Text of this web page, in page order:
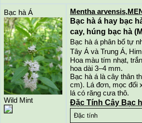
Bạc hà Á
Wild Mint
Mentha
Bạc hà á hay bạc
cay, húng bạc hà
Bạc hà á phân bổ tự
Tây Á và Trung Á,
Hoa màu tím nhạt,
hoa dài 3–4 mm.
Bạc hà á là cây thân
cm). Lá đơn, mọc đối
lá có răng cưa thô.
Đặc Tính Cây Bạc
Đặc tính